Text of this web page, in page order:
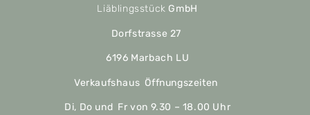
Liäblingsstück GmbH
Dorfstrasse 27
6196 Marbach LU
Verkaufshaus Öffnungszeiten
Di, Do und Fr von 9.30 – 18.00 Uhr